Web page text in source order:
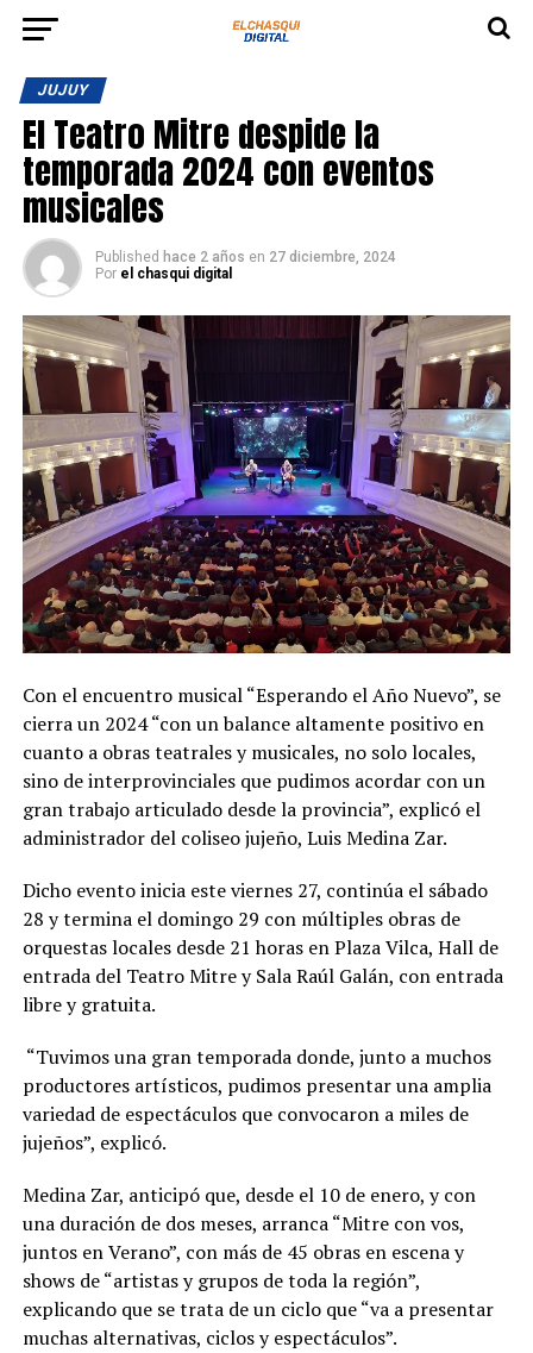
JUJUY
El Teatro Mitre despide la
temporada 2024 con eventos
musicales
Published hace 2 años en 27 diciembre, 2024
Por el chasqui digital
Con el encuentro musical “Esperando el Año Nuevo”, se
cierra un 2024 “con un balance altamente positivo en
cuanto a obras teatrales y musicales, no solo locales,
sino de interprovinciales que pudimos acordar con un
gran trabajo articulado desde la provincia”, explicó el
administrador del coliseo jujeño, Luis Medina Zar.
Dicho evento inicia este viernes 27, continúa el sábado
28 y termina el domingo 29 con múltiples obras de
orquestas locales desde 21 horas en Plaza Vilca, Hall de
entrada del Teatro Mitre y Sala Raúl Galán, con entrada
libre y gratuita.
“Tuvimos una gran temporada donde, junto a muchos
productores artísticos, pudimos presentar una amplia
variedad de espectáculos que convocaron a miles de
jujeños”, explicó.
Medina Zar, anticipó que, desde el 10 de enero, y con
una duración de dos meses, arranca “Mitre con vos,
juntos en Verano”, con más de 45 obras en escena y
shows de “artistas y grupos de toda la región”,
explicando que se trata de un ciclo que “va a presentar
muchas alternativas, ciclos y espectáculos”.